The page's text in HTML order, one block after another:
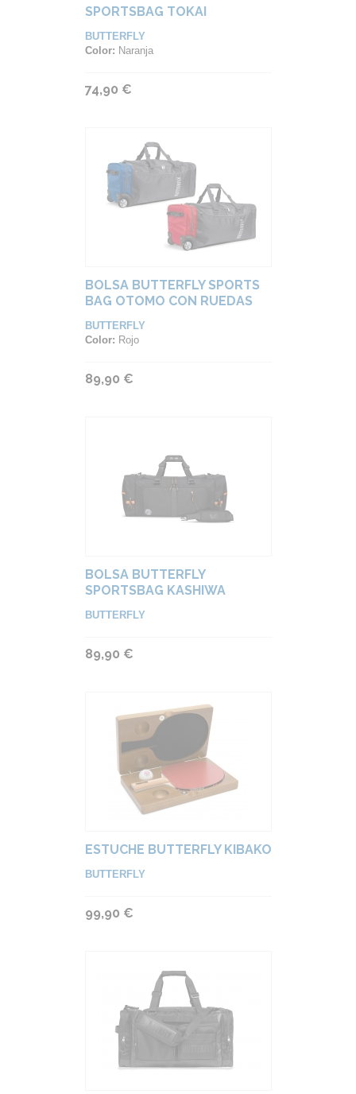
SPORTSBAG TOKAI
BUTTERFLY
Color: Naranja
74,90 €
BOLSA BUTTERFLY SPORTS
BAG OTOMO CON RUEDAS
BUTTERFLY
Color: Rojo
89,90 €
BOLSA BUTTERFLY
SPORTSBAG KASHIWA
BUTTERFLY
89,90 €
ESTUCHE BUTTERFLY KIBAKO
BUTTERFLY
99,90 €